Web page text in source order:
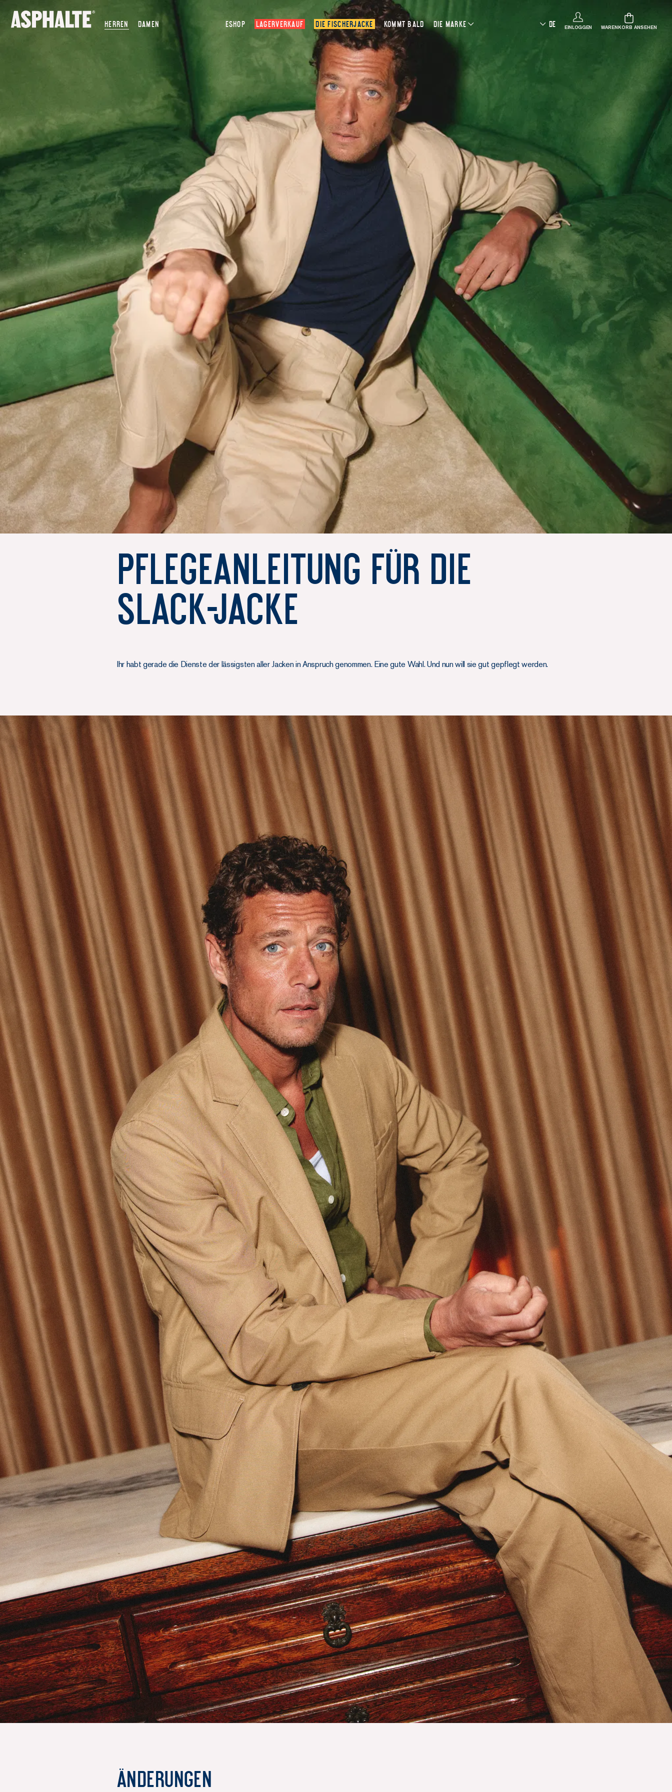
HERREN DAMEN ESHOP LAGERVERKAUF DIE FISCHERJACKE KOMMT BALD DIE MARKE
UNSERE MISSION
DE EINLOGGEN WARENKORB ANSEHEN
Pflegeanleitung für die
Slack-Jacke
Ihr habt gerade die Dienste der lässigsten aller Jacken in Anspruch genommen. Eine gute Wahl. Und nun will sie gut gepflegt werden.
Änderungen